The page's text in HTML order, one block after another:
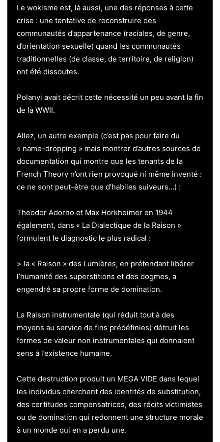
Le wokisme est, là aussi, une des réponses à cette
crise : une tentative de reconstruire des
communautés d’appartenance (raciales, de genre,
d’orientation sexuelle) quand les communautés
traditionnelles (de classe, de territoire, de religion)
ont été dissoutes.
Polanyi avait décrit cette nécessité un peu avant la fin
de la WWII.
Allez, un autre exemple (c’est pas pour faire du
« name-dropping » mais montrer d’autres sources de
documentation qui montre que les tenants de la
French Theory n’ont rien provoqué ni même inventé :
ce ne sont peut-être que d’habiles suiveurs…) :
Theodor Adorno et Max Horkheimer en 1944
également, dans « La Dialectique de la Raison »
formulent le diagnostic le plus radical :
> la « Raison » des Lumières, en prétendant libérer
l’humanité des superstitions et des dogmes, a
engendré sa propre forme de domination.
La Raison instrumentale (qui réduit tout à des
moyens au service de fins prédéfinies) détruit les
formes de valeur non instrumentales qui donnaient
sens à l’existence humaine.
Cette destruction produit un MEGA VIDE dans lequel
les individus cherchent des identités de substitution,
des certitudes compensatrices, des récits victimistes
ou de domination qui redonnent une structure morale
à un monde qui en a perdu une.